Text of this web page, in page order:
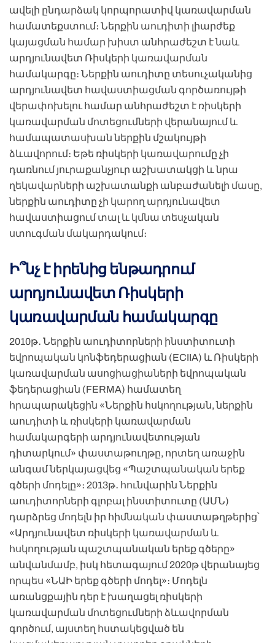
ավելի ընդարձակ կորպորատիվ կառավարման
համատեքստում։ Ներքին աուդիտի լիարժեք
կայացման համար խիստ անհրաժեշտ է նաև
արդյունավետ Ռիսկերի կառավարման
համակարգը։ Ներքին աուդիտը տեսուչականից
արդյունավետ հավաստիացման գործառույթի
վերափոխելու համար անհրաժեշտ է ռիսկերի
կառավարման մոտեցումների վերանայում և
համապատասխան ներքին մշակույթի
ձևավորում։ Եթե ռիսկերի կառավարումը չի
դառնում յուրաքանչյուր աշխատակցի և նրա
ղեկավարների աշխատանքի անբաժանելի մասը,
ներքին աուդիտը չի կարող արդյունավետ
հավաստիացում տալ և կմնա տեսչական
ստուգման մակարդակում։
Ի՞նչ է իրենից ենթադրում
արդյունավետ Ռիսկերի
կառավարման համակարգը
2010թ․ Ներքին աուդիտորների ինստիտուտի
եվրոպական կոնֆեդերացիան (ECIIA) և Ռիսկերի
կառավարման ասոցիացիաների եվրոպական
ֆեդերացիան (FERMA) համատեղ
հրապարակեցին «Ներքին հսկողության, ներքին
աուդիտի և ռիսկերի կառավարման
համակարգերի արդյունավետության
դիտարկում» փաստաթուղթը, որտեղ առաջին
անգամ ներկայացվեց «Պաշտպանական երեք
գծերի մոդելը»։ 2013թ․ հունվարին Ներքին
աուդիտորների գլոբալ ինստիտուտը (ԱՄՆ)
դարձրեց մոդելն իր հիմնական փաստաթղթերից՝
«Արդյունավետ ռիսկերի կառավարման և
հսկողության պաշտպանական երեք գծերը»
անվանմամբ, իսկ հետագայում 2020թ վերանայեց
որպես «ՆԱԻ երեք գծերի մոդել»։ Մոդելն
առանցքային դեր է խաղացել ռիսկերի
կառավարման մոտեցումների ձևավորման
գործում, այստեղ հստակեցված են